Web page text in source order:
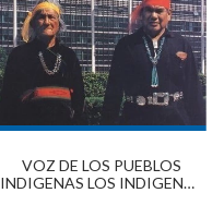
VOZ DE LOS PUEBLOS
INDIGENAS LOS INDIGENAS